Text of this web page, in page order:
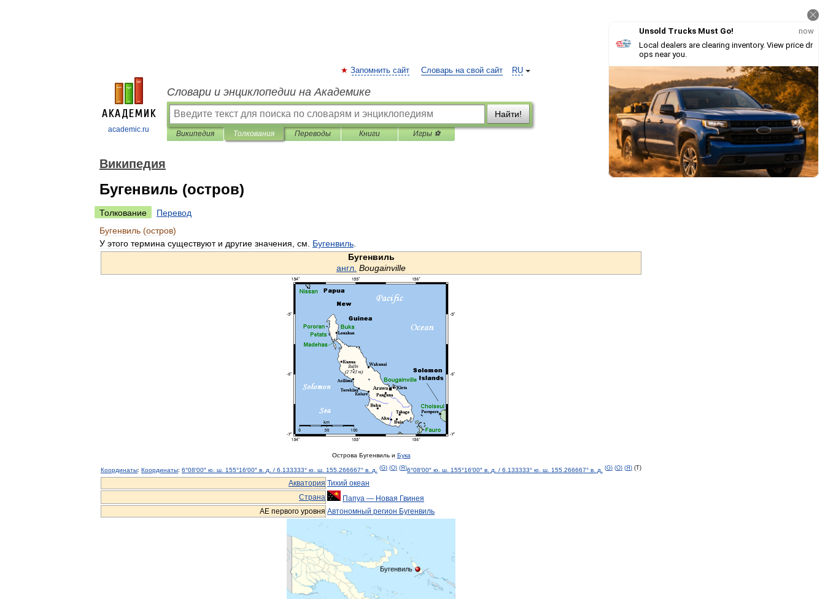
academic.ru
RU
Запомнить сайт Словарь на свой сайт
Словари и энциклопедии на Академике
Найти!
Википедия Толкования Переводы Книги Игры ⚽
Википедия
Бугенвиль (остров)
Толкование
Перевод
Бугенвиль (остров)
У этого термина существуют и другие значения см Бугенвиль
Бугенвиль
англ. Bougainville
Острова Бугенвиль и Бука
Координаты: Координаты: 6°08′00″ ю. ш. 155°16′00″ в. д. / 6.133333° ю. ш. 155.266667° в. д. (G) (O) (Я )6°08′00″ ю. ш. 155°16′00″ в. д. / 6.133333° ю. ш. 155.266667° в. д. (G) (O) (Я ) (T)
Акватория Тихий океан
Страна
Папуа — Новая Гвинея
АЕ первого уровня Автономный регион Бугенвиль
Бугенвиль